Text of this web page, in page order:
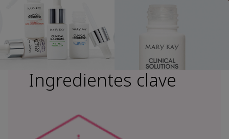
Ingredientes clave